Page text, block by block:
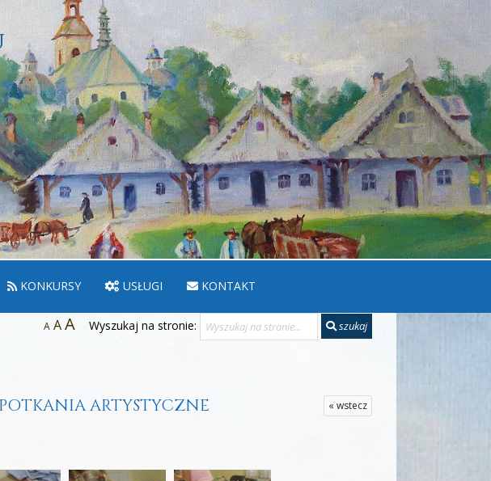
KONKURSY USŁUGI KONTAKT
A AA Wyszukaj na stronie: szukaj
« wstecz
ARTYSTYCZNE